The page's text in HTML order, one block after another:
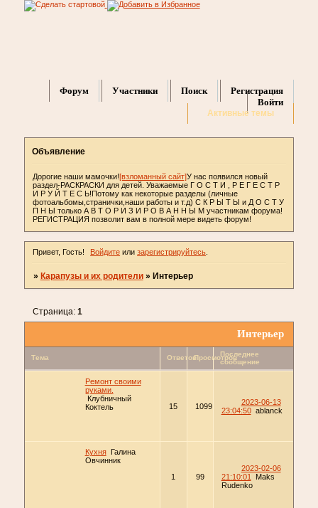
Форум Участники Поиск
Регистрация
Войти
Активные темы
Объявление
Дорогие наши мамочки![взломанный сайт]У нас появился новый
раздел-РАСКРАСКИ для детей. Уважаемые Г О С Т И , Р Е Г Е С Т Р
И Р У Й Т Е С Ь!Потому как некоторые разделы (личные
фотоальбомы,странички,наши работы и т.д) С К Р Ы Т Ы и Д О С Т У
П Н Ы только А В Т О Р И З И Р О В А Н Н Ы М участникам форума!
РЕГИСТРАЦИЯ позволит вам в полной мере видеть форум!
Привет, Гость! Войдите илизарегистрируйтесь
» Карапузы и их родители » Интерьер
Интерьер
Страница: 1
Тема ОтветовПросмотровПоследнее
сообщение
Ремонт своими
руками.
Клубничный
Коктель
15 1099
2023-06-13
23:04:50 ablanck
Кухня
Галина
Овчинник
1
99
2023-02-06
21:10:01
Maks
Rudenko